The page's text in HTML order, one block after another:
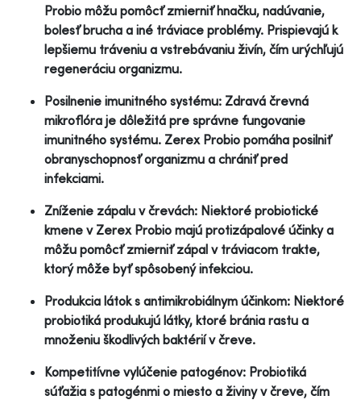
Probio môžu pomôcť zmierniť hnačku, nadúvanie,
bolesť brucha a iné tráviace problémy. Prispievajú k
lepšiemu tráveniu a vstrebávaniu živín, čím urýchľujú
regeneráciu organizmu.
Posilnenie imunitného systému: Zdravá črevná
mikroflóra je dôležitá pre správne fungovanie
imunitného systému. Zerex Probio pomáha posilniť
obranyschopnosť organizmu a chrániť pred
infekciami.
Zníženie zápalu v črevách: Niektoré probiotické
kmene v Zerex Probio majú protizápalové účinky a
môžu pomôcť zmierniť zápal v tráviacom trakte,
ktorý môže byť spôsobený infekciou.
Produkcia látok s antimikrobiálnym účinkom: Niektoré
probiotiká produkujú látky, ktoré bránia rastu a
množeniu škodlivých baktérií v čreve.
Kompetitívne vylúčenie patogénov: Probiotiká
súťažia s patogénmi o miesto a živiny v čreve, čím